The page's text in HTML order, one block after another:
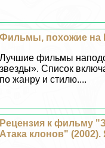
Фильмы, похожие на
Лучшие фильмы
звезды». Список
по жанру и стилю....
Рецензия к фильму
Атака клонов"